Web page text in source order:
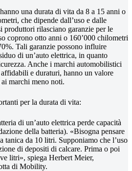
una durata di vita da 8 a 15 anni o
che dipende dall’uso e dalle
rilasciano garanzie per le
coprono otto anni o 160’000 chilometri
Tali garanzie possono influire
di un’auto elettrica, in quanto
Anche i marchi automobilistici
e duraturi, hanno un valore
marchi meno noti.
per la durata di vita:
di un’auto elettrica perde capacità
della batteria). «Bisogna pensare
tanica da 10 litri. Supponiamo che l’uso
di depositi di calcare. Prima o poi
litri», spiega Herbert Meier,
di Mobility.